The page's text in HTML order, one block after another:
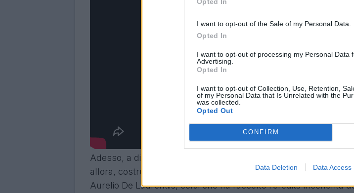
I want to opt-out of the Sale of my Personal Data.
Opted In
I want to opt-out of processing my Personal Data
Advertising.
Opted In
I want to opt-out of Collection, Use, Retention,
of my Personal Data that Is Unrelated with the
was collected.
Opted Out
CONFIRM
Data Deletion Data Access
Adesso, a distanza di tanti anni, un Napoli completamente
allora, costruito e progredito sotto la guida della nuova
Aurelio De Laurentiis, colui che ha raccolto l’eredità incenerita